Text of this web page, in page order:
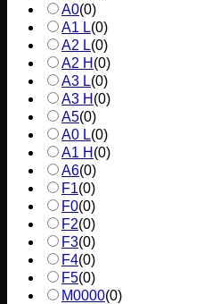
A0(0)
A1 L(0)
A2 L(0)
A2 H (0)
A3 L(0)
A3 H (0)
A5(0)
A0 L(0)
A1 H (0)
A6(0)
F1(0)
F0(0)
F2(0)
F3(0)
F4(0)
F5(0)
M0000(0)